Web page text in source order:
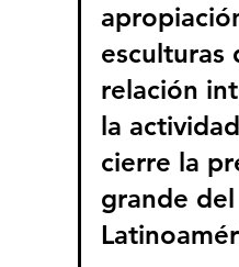
esculturas
relación
la
cierre la
grande